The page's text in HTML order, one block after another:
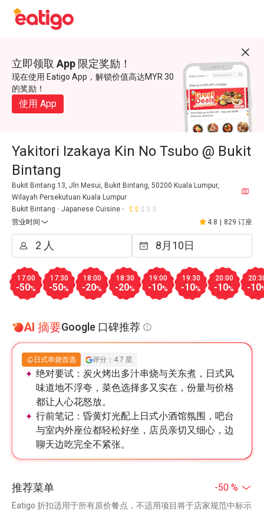
立即领取 App 限定奖励！
现在使用 Eatigo App，解锁价值高达MYR 30
的奖励！
使用 App
Yakitori Izakaya Kin No Tsubo @ Bukit
Bintang
Bukit Bintang.13, Jln Mesui, Bukit Bintang, 50200 Kuala Lumpur,
Wilayah Persekutuan Kuala Lumpur
Bukit Bintang
Japanese Cuisine
营业时间
4.8 829 订座
17:00
-50%
17:30
-50%
18:00
-20%
18:30
-20%
19:00
-10%
19:30
-10%
20:00
-10% -10
AI 摘要Google 口碑推荐
日式串烧首选 评分：4.7 星
绝对要试： 炭火烤出多汁串烧与关东煮，日式风
味道地不浮夸，菜色选择多又实在，份量与价格
都让人心花怒放。
行前笔记： 昏黄灯光配上日式小酒馆氛围，吧台
与室内外座位都轻松好坐，店员亲切又细心，边
聊天边吃完全不紧张。
推荐菜单 -50 %
Eatigo 折扣适用于所有原价餐点，不适用项目将于店家规范中标示